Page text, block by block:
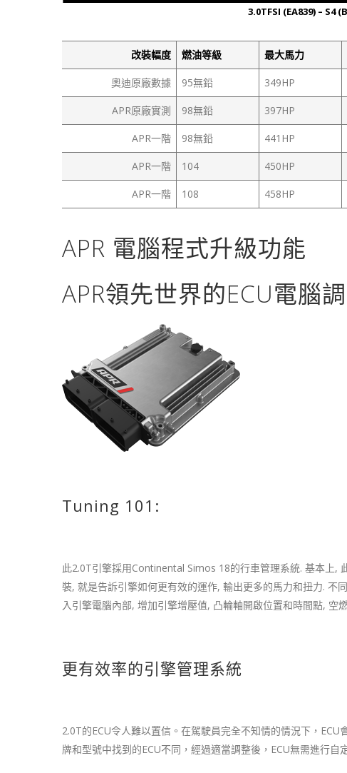
3.0TFSI (EA839) – S4
改裝幅度 燃油等級 最大馬力
奧迪原廠數據 95無鉛 349HP
APR原廠實測 98無鉛 397HP
APR一階 98無鉛 441HP
APR一階 104 450HP
APR一階 108 458HP
APR 電腦程式升級功能
APR領先世界的ECU電腦
Tuning 101:
此2.0T引擎採用Continental Simos 18的行車管理系統. 基本上,
裝, 就是告訴引擎如何更有效的運作, 輸出更多的馬力和扭力. 不
入引擎電腦內部, 增加引擎增壓值, 凸輪軸開啟位置和時間點,
更有效率的引擎管理系統
2.0T的ECU令人難以置信。在駕駛員完全不知情的情況下，
牌和型號中找到的ECU不同，經過適當調整後，ECU無需進行